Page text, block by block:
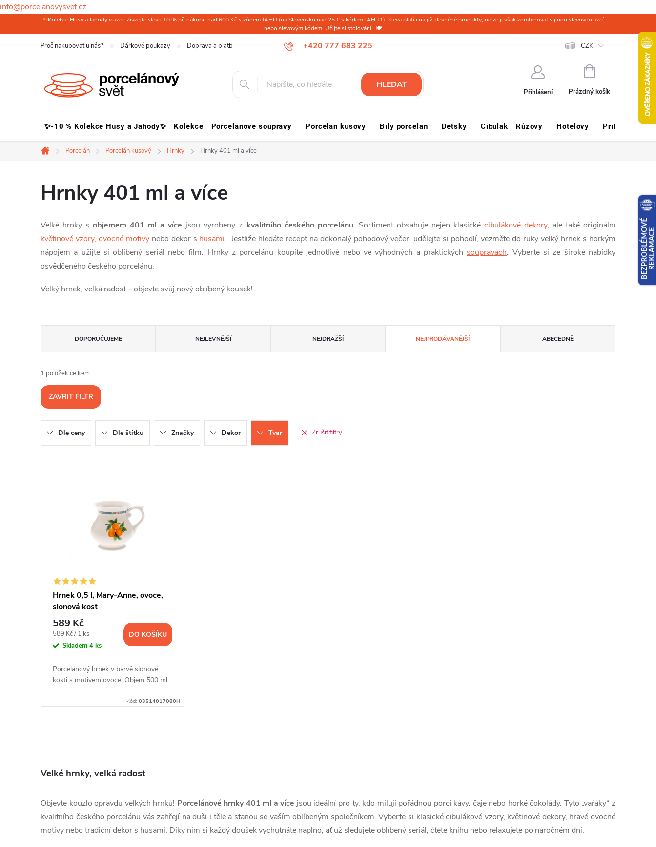
info@porcelanovysvet.cz
na
✨Kolekce Husy a Jahody v akci: Získejte slevu 10 % při nákupu nad 600 Kč s kódem JAHU (na Slovensko nad 25 € s kódem JAHU1). Sleva platí i na již zlevněné produkty, nelze ji však kombinovat s jinou slevovou akcí
nebo slevovým kódem. Užijte si stolování...🍽️
+420 777 683 225
Proč nakupovat u nás? Dárkové poukazy Doprava a platba ČR Doprava a platba Slovensko a svět Ochrana osobních údajů Kariéra
CZK
HLEDAT
Přihlášení
NÁKUPNÍ
Prázdný košík
✨-10 % Kolekce Husy a Jahody✨ Kolekce Porcelánové soupravy Porcelán kusový Bílý porcelán Dětský Cibulák Růžový Hotelový Příbory Sklo
Domů
Porcelán Porcelán kusový Hrnky Hrnky 401 ml a více
Hrnky 401 ml a více
Velké hrnky sobjemem 401 ml a více jsou vyrobeny z kvalitního českého porcelánu. Sortiment obsahuje nejen klasické cibulákové dekory, ale také originální
květinové vzory, ovocné motivynebo dekor s husami. Jestliže hledáte recept na dokonalý pohodový večer, udělejte si pohodlí, vezměte do ruky velký hrnek s horkým
nápojem a užijte si oblíbený seriál nebo film. Hrnky z porcelánu koupíte jednotlivě nebo ve výhodných a praktických soupravách. Vyberte si ze široké nabídky
osvědčeného českého porcelánu.
Velký hrnek, velká radost – objevte svůj nový oblíbený kousek!
a
z
e
n
í
DOPORUČUJEME NEJLEVNĚJŠÍ NEJDRAŽŠÍ NEJPRODÁVANĚJŠÍ ABECEDNĚ
1 položek celkem
ZAVŘÍT FILTR
Dle ceny Dle štítku Značky Dekor Tvar Zrušit filtry
k
ů
Hrnek 0,5 l, Mary-Anne, ovoce,
slonová kost
589 Kč
Měrná
cena:
589 Kč / 1 ks
Skladem 4 ks
DO KOŠÍKU
Porcelánový hrnek v barvě slonové
kosti s motivem ovoce. Objem 500 ml.
Kód:03514017080H
l
á
d
Velké hrnky, velká radost
Objevte kouzlo opravdu velkých hrnků! Porcelánové hrnky 401 ml a více jsou ideální pro ty, kdo milují pořádnou porci kávy, čaje nebo horké čokolády. Tyto „vařáky“ z
kvalitního českého porcelánu vás zahřejí na duši i těle a stanou se vaším oblíbeným společníkem. Vyberte si klasické cibulákové vzory, květinové dekory, hravé ovocné
motivy nebo tradiční dekor s husami. Díky nim si každý doušek vychutnáte naplno, ať už sledujete oblíbený seriál, čtete knihu nebo relaxujete po náročném dni.